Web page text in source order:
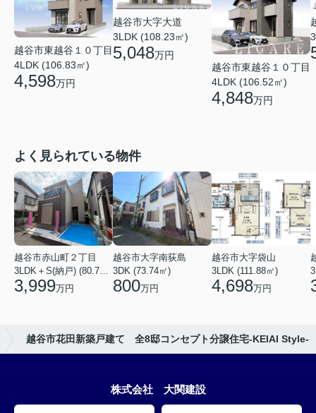
越谷市東越谷１０丁目
4LDK (106.83㎡)
4,598万円
越谷市大字大道
3LDK (108.23㎡)
5,048万円
越谷市東越谷１０丁目
4LDK (106.52㎡)
4,848万円
よく見られている物件
越谷市赤山町２丁目
3,999万円
越谷市大字南荻島
3DK (73.74㎡)
800万円
越谷市大字袋山
3LDK (111.88㎡)
4,698万円
越谷市花田新築戸建て 全8邸コンセプト分譲住宅-KEIAI Style-
株式会社 大関建設